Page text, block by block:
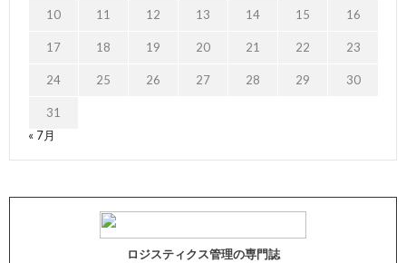
10 11 12 13 14 15 16
17 18 19 20 21 22 23
24 25 26 27 28 29 30
31
« 7月
ロジスティクス管理の専門誌